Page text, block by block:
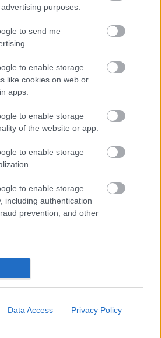
purposes.
to send me
to enable storage
like cookies on web or
apps.
to enable storage
of the website or app.
to enable storage
to enable storage
including authentication
prevention, and other
Data Access Privacy Policy